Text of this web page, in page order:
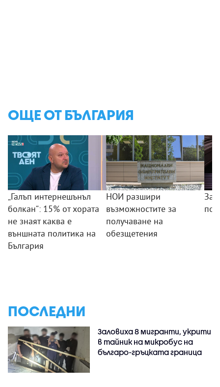
ОЩЕ ОТ БЪЛГАРИЯ
„Галъп интернешънъл
болкан“: 15% от хората
не знаят каква е
външната политика на
България
НОИ разшири
възможностите за
получаване на
обезщетения
ПОСЛЕДНИ
Заловиха 8 мигранти, укрити
в тайник на микробус на
българо-гръцката граница